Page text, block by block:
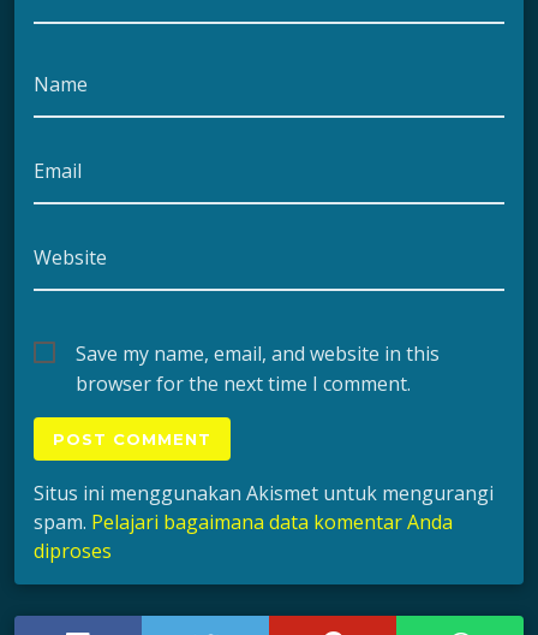
Name
Email
Website
Save my name, email, and website in this
browser for the next time I comment.
Situs ini menggunakan Akismet untuk mengurangi
spam. Pelajari bagaimana data komentar Anda
diproses